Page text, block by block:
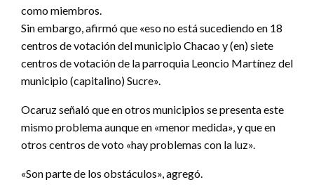
como miembros.
Sin embargo, afirmó que «eso no está sucediendo en 18
centros de votación del municipio Chacao y (en) siete
centros de votación de la parroquia Leoncio Martínez del
municipio (capitalino) Sucre».
Ocaruz señaló que en otros municipios se presenta este
mismo problema aunque en «menor medida», y que en
otros centros de voto «hay problemas con la luz».
«Son parte de los obstáculos», agregó.